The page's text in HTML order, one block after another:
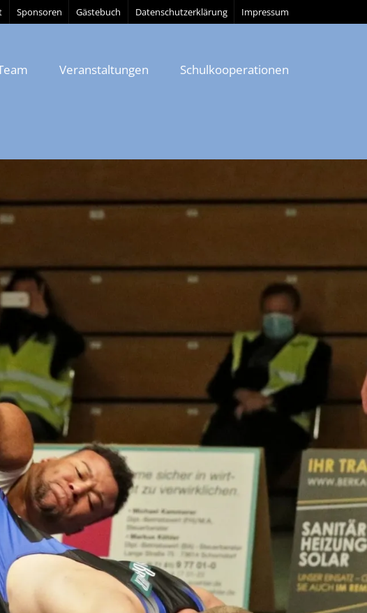
Sponsoren Gästebuch Datenschutzerklärung Impressum
Veranstaltungen Schulkooperationen